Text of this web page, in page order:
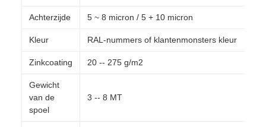
Achterzijde 5 ~ 8 micron / 5 + 10 micron
Kleur RAL-nummers of klantenmonsters kleur
Zinkcoating 20 -- 275 g/m2
Gewicht
van de
spoel
3 -- 8 MT